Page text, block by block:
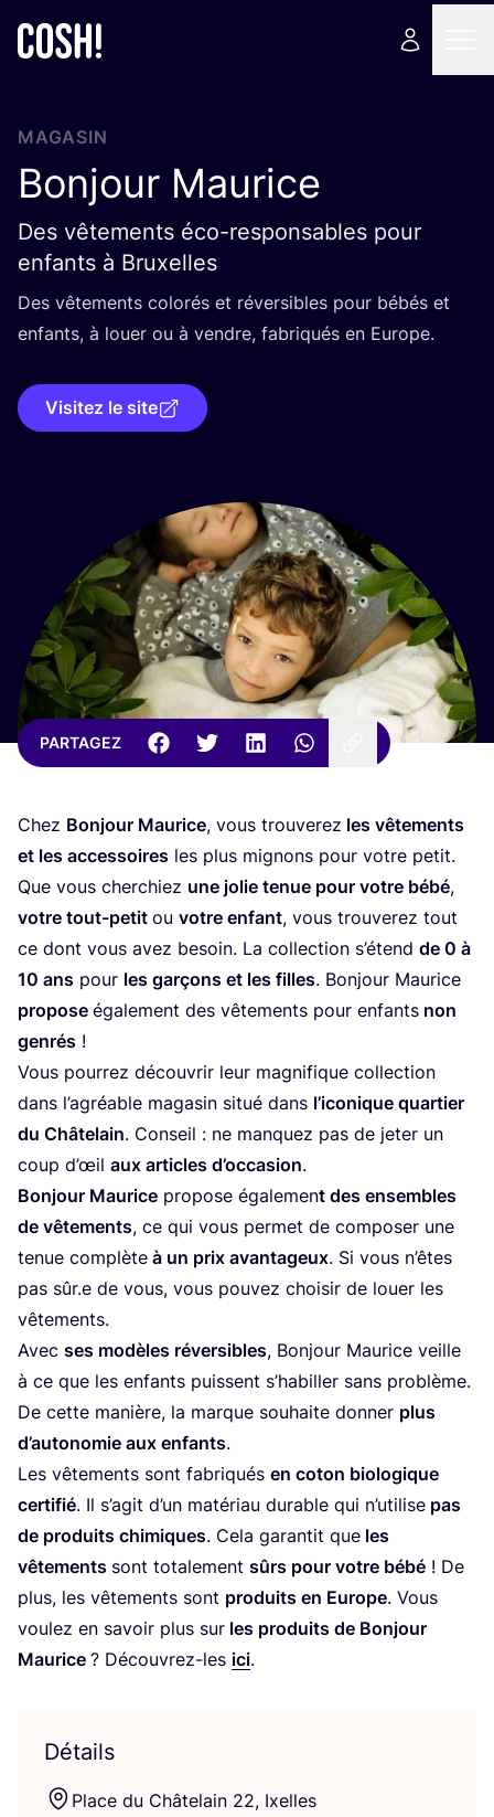
MAGASIN
Bonjour Maurice
Des vêtements éco-responsables pour
enfants à Bruxelles
Des vête­ments colo­rés et réver­sibles pour bébés et
enfants, à louer ou à vendre, fabri­qués en Europe.
Visitez le site
PARTAGEZ
Chez Bon­jour Mau­rice, vous trou­ve­rez les vête­ments
et les acces­soires les plus mignons pour votre petit.
Que vous cher­chiez une jolie tenue pour votre bébé,
votre tout-petit ou votre enfant, vous trou­ve­rez tout
ce dont vous avez besoin. La col­lec­tion s’é­tend de 0 à
10 ans pour les gar­çons et les filles. Bon­jour Mau­rice
pro­pose éga­le­ment des vête­ments pour enfants non
gen­rés !
Vous pour­rez décou­vrir leur magni­fique col­lec­tion
dans l’a­gréable maga­sin situé dans l’iconique quar­tier
du Châ­te­lain. Conseil : ne man­quez pas de jeter un
coup d’œil aux articles d’oc­ca­sion.
Bon­jour Mau­rice pro­pose éga­le­ment des ensembles
de vête­ments, ce qui vous per­met de com­po­ser une
tenue com­plète à un prix avan­ta­geux. Si vous n’êtes
pas sûr.e de vous, vous pou­vez choi­sir de louer les
vêtements.
Avec ses modèles réver­sibles, Bon­jour Mau­rice veille
à ce que les enfants puissent s’ha­biller sans pro­blème.
De cette manière, la marque sou­haite don­ner plus
d’au­to­no­mie aux enfants.
Les vête­ments sont fabri­qués en coton bio­lo­gique
cer­ti­fié. Il s’a­git d’un maté­riau durable qui n’u­ti­lise pas
de pro­duits chi­miques. Cela garan­tit que les
vête­ments sont tota­le­ment sûrs pour votre bébé ! De
plus, les vête­ments sont pro­duits en Europe. Vous
vou­lez en savoir plus sur les pro­duits de Bon­jour
Mau­rice ? Décou­vrez-les ici.
Détails
Place du Châ­te­lain 22, Ixelles